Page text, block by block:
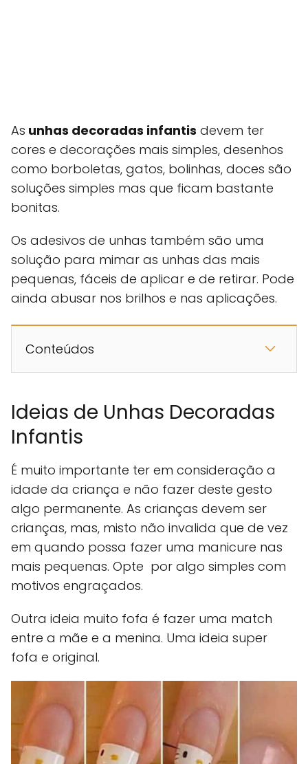
As unhas decoradas infantis devem ter
cores e decorações mais simples, desenhos
como borboletas, gatos, bolinhas, doces são
soluções simples mas que ficam bastante
bonitas.
Os adesivos de unhas também são uma
solução para mimar as unhas das mais
pequenas, fáceis de aplicar e de retirar. Pode
ainda abusar nos brilhos e nas aplicações.
Conteúdos
Ideias de Unhas Decoradas
Infantis
É muito importante ter em consideração a
idade da criança e não fazer deste gesto
algo permanente. As crianças devem ser
crianças, mas, misto não invalida que de vez
em quando possa fazer uma manicure nas
mais pequenas. Opte por algo simples com
motivos engraçados.
Outra ideia muito fofa é fazer uma match
entre a mãe e a menina. Uma ideia super
fofa e original.